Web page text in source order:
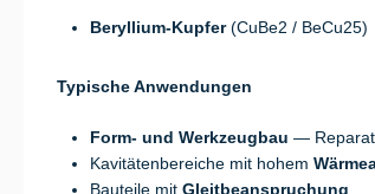
Beryllium-Kupfer(CuBe2 / BeCu25)
Typische Anwendungen
Form- und Werkzeugbau —
Kavitätenbereiche mit hohem
Bauteile mit Gleitbeanspruchung